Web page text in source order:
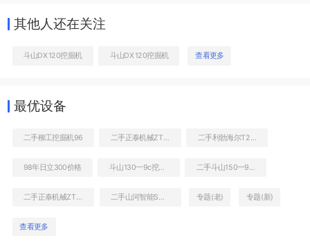
其他人还在关注
斗山DX120挖掘机 斗山DX120挖掘机 查看更多
最优设备
二手柳工挖掘机96
98年日立300价格 斗山130一9c挖掘机参数
专题(老) 专题(新)
查看更多